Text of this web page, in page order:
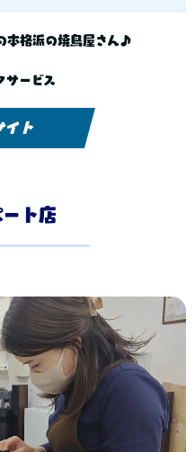
本格派の焼鳥屋さん♪
サービス
ト
ト店